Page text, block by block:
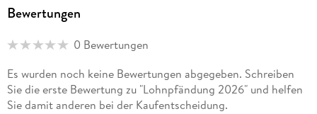
Rechtspfleger
Bewertungen
0 Bewertungen
Es wurden noch keine Bewertungen abgegeben. Schreiben
Sie die erste Bewertung zu "Lohnpfändung 2026" und helfen
Sie damit anderen bei der Kaufentscheidung.